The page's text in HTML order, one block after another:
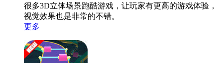
很多3D立体场景跑酷游戏，让玩家有更高的游戏体验，
视觉效果也是非常的不错。
更多